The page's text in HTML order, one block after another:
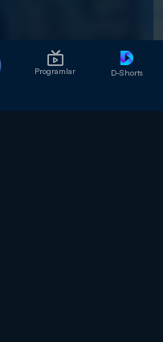
Programlar D-Shorts